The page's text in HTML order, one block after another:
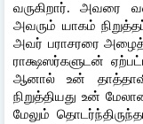
வருகிறார். அவரை
அவரும் யாகம்
அவர் பராசரரை
ராக்ஷஸர்களுடன்
ஆனால் உன்
நிறுத்தியது உன்
மேலும்